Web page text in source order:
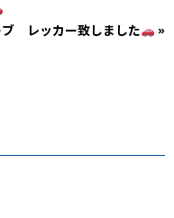
ブ レッカー致しました
»